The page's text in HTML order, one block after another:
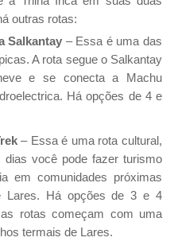
outras rotas:
Salkantay – Essa é uma das
A rota segue o Salkantay
e se conecta a Machu
Há opções de 4 e
– Essa é uma rota cultural,
dias você pode fazer turismo
em comunidades próximas
Lares. Há opções de 3 e 4
rotas começam com uma
termais de Lares.